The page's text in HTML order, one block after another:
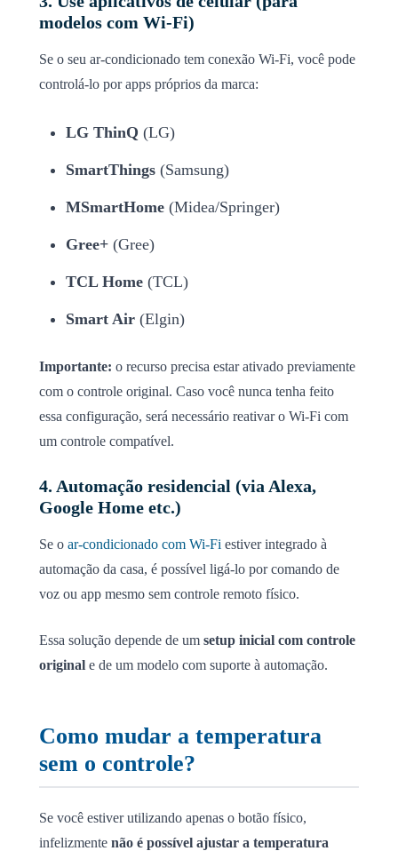
modelos com Wi-Fi)
Se o seu ar-condicionado tem conexão Wi-Fi, você pode
controlá-lo por apps próprios da marca:
LG ThinQ (LG)
SmartThings (Samsung)
MSmartHome (Midea/Springer)
Gree+ (Gree)
TCL Home (TCL)
Smart Air (Elgin)
Importante: o recurso precisa estar ativado previamente
com o controle original. Caso você nunca tenha feito
essa configuração, será necessário reativar o Wi-Fi com
um controle compatível.
4. Automação residencial (via Alexa,
Google Home etc.)
Se o ar-condicionado com Wi-Fi estiver integrado à
automação da casa, é possível ligá-lo por comando de
voz ou app mesmo sem controle remoto físico.
Essa solução depende de um setup inicial com controle
original e de um modelo com suporte à automação.
Como mudar a temperatura
sem o controle?
Se você estiver utilizando apenas o botão físico,
infelizmente não é possível ajustar a temperatura